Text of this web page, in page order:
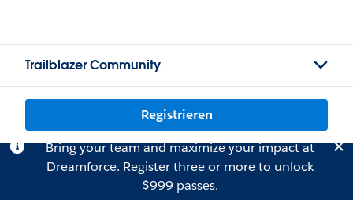
Trailblazer Community
Registrieren
Bring your team and maximize your impact at
Dreamforce. Registerthree or more to unlock
$999 passes.